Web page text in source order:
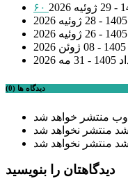
دیدگاه ها (0)
دیدگاهتان را بنویسید